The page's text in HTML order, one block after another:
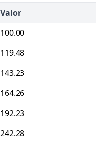
Valor
100.00
119.48
143.23
164.26
192.23
242.28